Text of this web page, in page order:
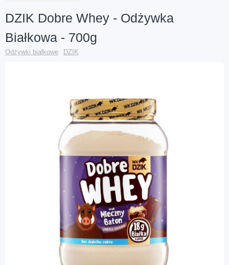
DZIK Dobre Whey - Odżywka
Białkowa - 700g
Odżywki białkowe DZIK